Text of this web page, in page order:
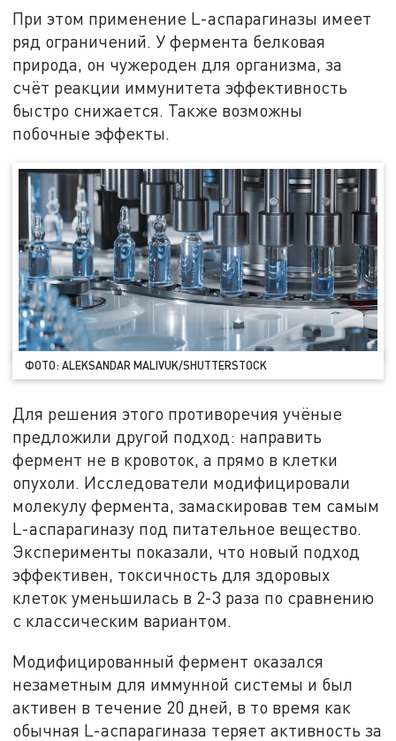
При этом применение L-аспарагиназы имеет
ряд ограничений. У фермента белковая
природа, он чужероден для организма, за
счёт реакции иммунитета эффективность
быстро снижается. Также возможны
побочные эффекты.
ФОТО: ALEKSANDAR MALIVUK/SHUTTERSTOCK
Для решения этого противоречия учёные
предложили другой подход: направить
фермент не в кровоток, а прямо в клетки
опухоли. Исследователи модифицировали
молекулу фермента, замаскировав тем самым
L-аспарагиназу под питательное вещество.
Эксперименты показали, что новый подход
эффективен, токсичность для здоровых
клеток уменьшилась в 2-3 раза по сравнению
с классическим вариантом.
Модифицированный фермент оказался
незаметным для иммунной системы и был
активен в течение 20 дней, в то время как
обычная L-аспарагиназа теряет активность за